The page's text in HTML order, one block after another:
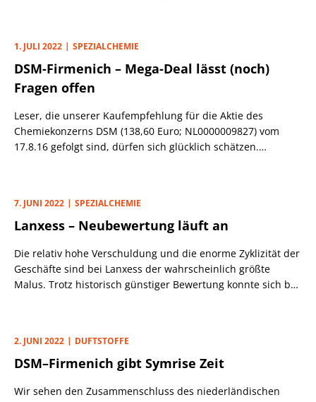
weltweite M&A-Volumen gegenüber dem Vj. um 26% auf
2,28 Bio. US-Dollar eingebrochen; in Europa betrug der
Rückgang immerhin ebenfalls 11% auf 560 Mrd. Dollar.
Allerdings war 2021 ein absolutes Rekordjahr; längerfristig
betrachtet liegen die Werte für die ersten sechs Monate
ziemlich genau auf dem Schnitt der vergangenen fünf Jahre.
In Europa gab es z. B. mit DSM/Firmenich (vgl. PB v. 4.7.), in
1. JULI 2022 SPEZIALCHEMIE
DSM-Firmenich – Mega-Deal lässt (noch)
Fragen offen
Leser, die unserer Kaufempfehlung für die Aktie des
Chemiekonzerns DSM (138,60 Euro; NL0000009827) vom
17.8.16 gefolgt sind, dürfen sich glücklich schätzen.
7. JUNI 2022 SPEZIALCHEMIE
Lanxess – Neubewertung läuft an
Die relativ hohe Verschuldung und die enorme Zyklizität der
Geschäfte sind bei Lanxess der wahrscheinlich größte
Malus. Trotz historisch günstiger Bewertung konnte sich bei
2. JUNI 2022 DUFTSTOFFE
DSM–Firmenich gibt Symrise Zeit
Wir sehen den Zusammenschluss des niederländischen